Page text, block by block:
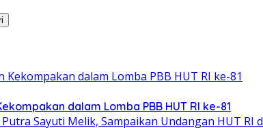
dalam Lomba PBB HUT RI ke-81